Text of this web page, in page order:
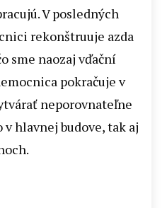
V posledných
rekonštruuje azda
sme naozaj vďační
pokračuje v
neporovnateľne
hlavnej budove, tak aj